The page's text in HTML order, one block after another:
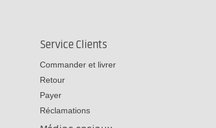
Service Clients
Commander et livrer
Retour
Payer
Réclamations